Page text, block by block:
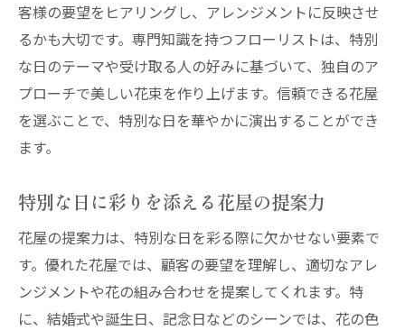
客様の要望をヒアリングし、アレンジメントに反映させ
るかも大切です。専門知識を持つフローリストは、特別
な日のテーマや受け取る人の好みに基づいて、独自のア
プローチで美しい花束を作り上げます。信頼できる花屋
を選ぶことで、特別な日を華やかに演出することができ
ます。
特別な日に彩りを添える花屋の提案力
花屋の提案力は、特別な日を彩る際に欠かせない要素で
す。優れた花屋では、顧客の要望を理解し、適切なアレ
ンジメントや花の組み合わせを提案してくれます。特
に、結婚式や誕生日、記念日などのシーンでは、花の色